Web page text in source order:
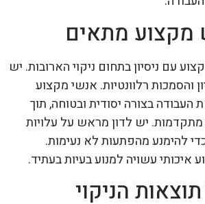
מקצוע מתאים
עם ניסיון בתחום ניקוי הארובות. יש
והסמכות רלוונטיות. אנשי מקצוע
בצורה יסודית ובטוחה, תוך
מתקדמות. יש לדון מראש על עלויות
להימנע מהפתעות לא נעימות.
עשויה למנוע בעיות בעתיד.
הניקוי